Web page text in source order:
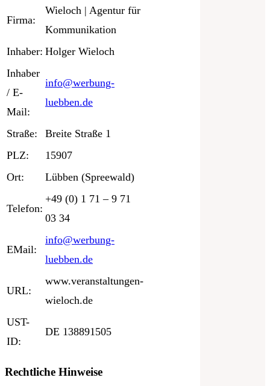
Firma:
Wieloch | Agentur für
Kommunikation
Inhaber: Holger Wieloch
Inhaber
/ E-
Mail:
info@werbung-
luebben.de
Straße:
Breite Straße 1
PLZ:
15907
Ort:
Lübben (Spreewald)
Telefon:
+49 (0) 1 71 – 9 71
03 34
EMail:
info@werbung-
luebben.de
URL:
www.veranstaltungen-
wieloch.de
UST-
ID:
DE 138891505
Rechtliche Hinweise